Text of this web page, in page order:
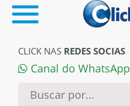
CLICK NAS REDES SOCIAS
Canal do WhatsApp